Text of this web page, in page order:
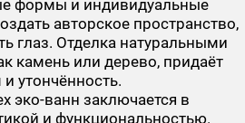
формы и индивидуальные
авторское пространство,
глаз. Отделка натуральными
камень или дерево, придаёт
утончённость.
эко-ванн заключается в
и функциональностью.